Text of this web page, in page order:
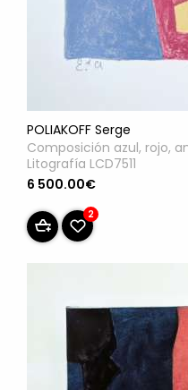
POLIAKOFF Serge
Composición azul, rojo,
Litografía LCD7511
6 500.00€
2